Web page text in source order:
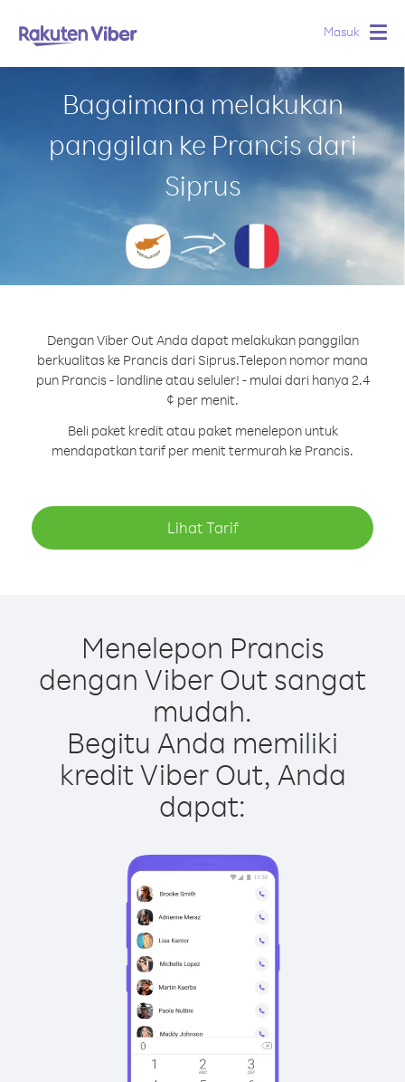
Masuk
Bagaimana melakukan
panggilan ke Prancis dari
Siprus
Dengan Viber Out Anda dapat melakukan panggilan
berkualitas ke Prancis dari Siprus.Telepon nomor mana
pun Prancis - landline atau seluler! - mulai dari hanya 2.4
¢ per menit.
Beli paket kredit atau paket menelepon untuk
mendapatkan tarif per menit termurah ke Prancis.
Lihat Tarif
Menelepon Prancis
dengan Viber Out sangat
mudah.
Begitu Anda memiliki
kredit Viber Out, Anda
dapat: